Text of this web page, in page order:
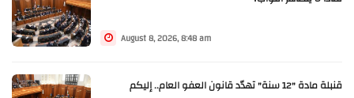
August 8, 2026, 8:48 am
قنبلة مادة "12 سنة" تهدّد قانون العفو العام.. إليكم